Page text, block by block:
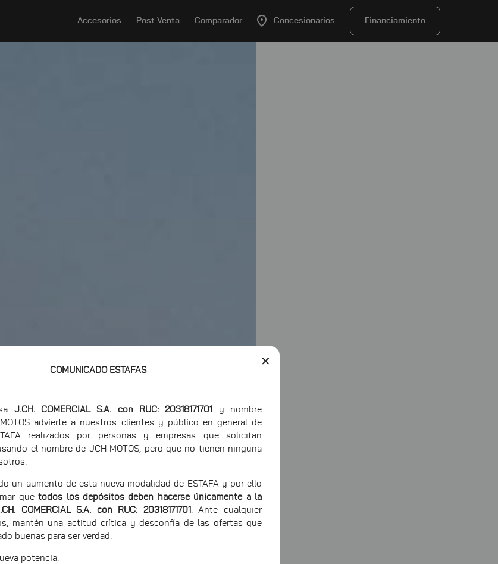
Accesorios Post Venta Comparador Concesionarios Financiamiento
✕
COMUNICADO ESTAFAS
J.CH. COMERCIAL S.A. con RUC: 20318171701
y nombre
advierte a nuestros clientes y público en general de
realizados por personas y empresas que solicitan
el nombre de JCH MOTOS, pero que no tienen ninguna
un aumento de esta nueva modalidad de ESTAFA y por ello
quetodos los depósitos deben hacerse únicamente a la
COMERCIAL S.A. con RUC: 20318171701 . Ante cualquier
mantén una actitud crítica y desconfía de las ofertas que
buenas para ser verdad.
potencia.